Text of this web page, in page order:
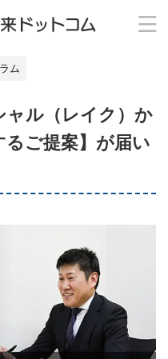
ム
ャル（レイク）か
るご提案】が届い